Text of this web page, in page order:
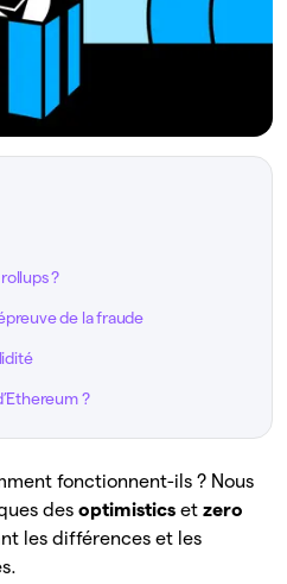
?
de la fraude
?
fonctionnent-ils ? Nous
des optimistics et zero
les différences et les